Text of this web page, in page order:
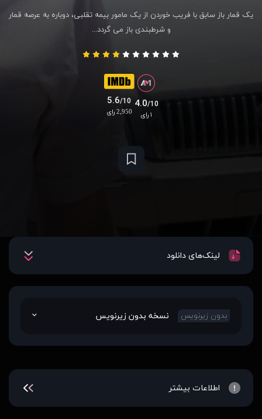
یک قمار باز سابق با فریب خوردن از یک مامور بیمه تقلبی، دوباره به عرصه قمار
و شرطبندی باز می گردد...
5.6/10
2,950 رای
4.0/10
۱ رای
لینک‌های دانلود
بدون زیرنویس نسخه بدون زیرنویس
اطلاعات بیشتر